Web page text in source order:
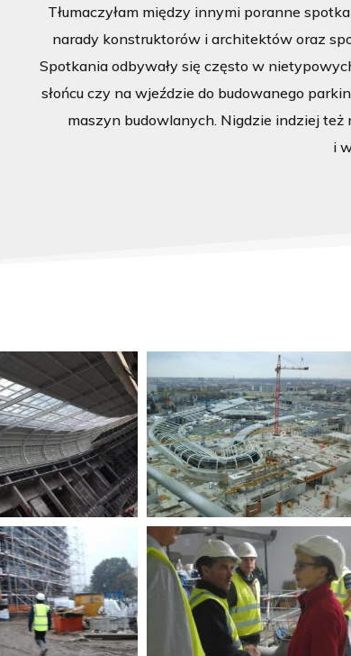
Tłumaczyłam między innymi poranne
narady konstruktorów i architektów oraz
Spotkania odbywały się często w
słońcu czy na wjeździe do budowanego
maszyn budowlanych. Nigdzie indziej też
i